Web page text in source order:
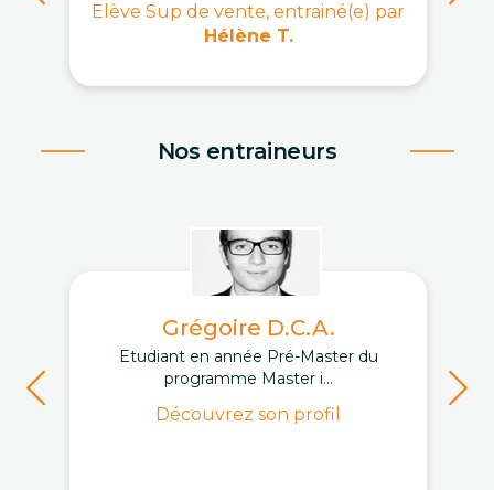
Elève Sup de vente, entrainé(e) par
Hélène T.
Nos entraineurs
Grégoire D.C.A.
Etudiant en année Pré-Master du
programme Master i...
Découvrez son profil